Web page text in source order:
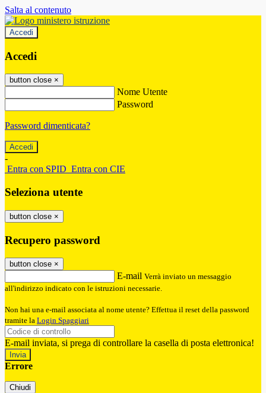
Salta al contenuto
Accedi
Accedi
button close ×
Nome Utente
Password
Password dimenticata?
-
Entra con SPID Entra con CIE
Seleziona utente
button close ×
Recupero password
button close ×
E-mail Verrà inviato un messaggio
all'indirizzo indicato con le istruzioni necessarie.
Non hai una e-mail associata al nome utente? Effettua il reset della password
tramite la Login Spaggiari
E-mail inviata, si prega di controllare la casella di posta elettronica!
Errore
Chiudi